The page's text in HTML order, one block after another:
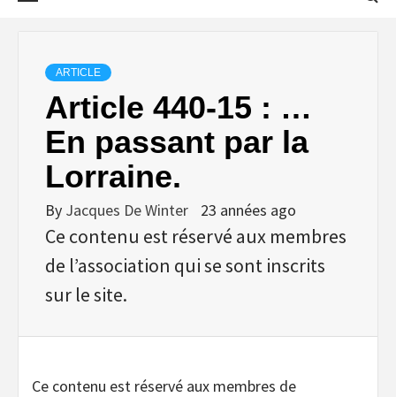
ARTICLE
Article 440-15 : …
En passant par la
Lorraine.
By Jacques De Winter 23 années ago
Ce contenu est réservé aux membres
de l’association qui se sont inscrits
sur le site.
Ce contenu est réservé aux membres de